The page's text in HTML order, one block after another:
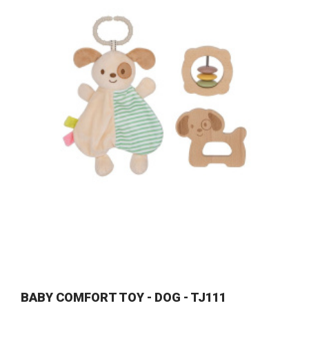
BABY COMFORT TOY - DOG - TJ111